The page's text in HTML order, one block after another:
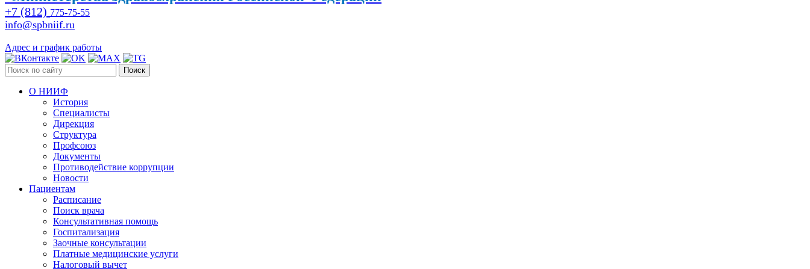
+7 (812) 775-75-55
info@spbniif.ru
Адрес и график работы
Поиск
О НИИФ
История
Специалисты
Дирекция
Структура
Профсоюз
Документы
Противодействие коррупции
Новости
Пациентам
Расписание
Поиск врача
Консультативная помощь
Госпитализация
Заочные консультации
Платные медицинские услуги
Налоговый вычет